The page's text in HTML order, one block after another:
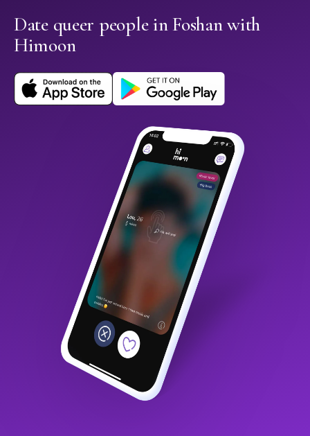
Date queer people in Foshan with
Himoon